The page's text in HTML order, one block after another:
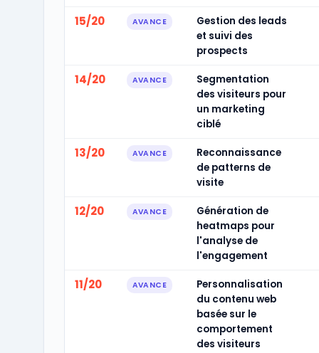
15/20 AVANCE
Gestion des leads
et suivi des
prospects
14/20 AVANCE
Segmentation
des visiteurs pour
un marketing
ciblé
13/20 AVANCE
Reconnaissance
de patterns de
visite
12/20 AVANCE
Génération de
heatmaps pour
l'analyse de
l'engagement
11/20 AVANCE
Personnalisation
du contenu web
basée sur le
comportement
des visiteurs